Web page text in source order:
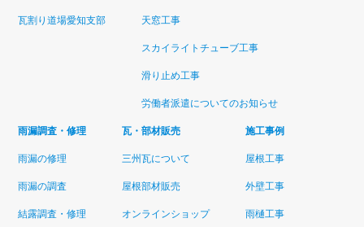
瓦割り道場愛知支部 天窓工事
スカイライトチューブ工事
滑り止め工事
労働者派遣についてのお知らせ
雨漏調査・修理
雨漏の修理
雨漏の調査
結露調査・修理
瓦・部材販売
三州瓦について
屋根部材販売
オンラインショップ
施工事例
屋根工事
外壁工事
雨樋工事